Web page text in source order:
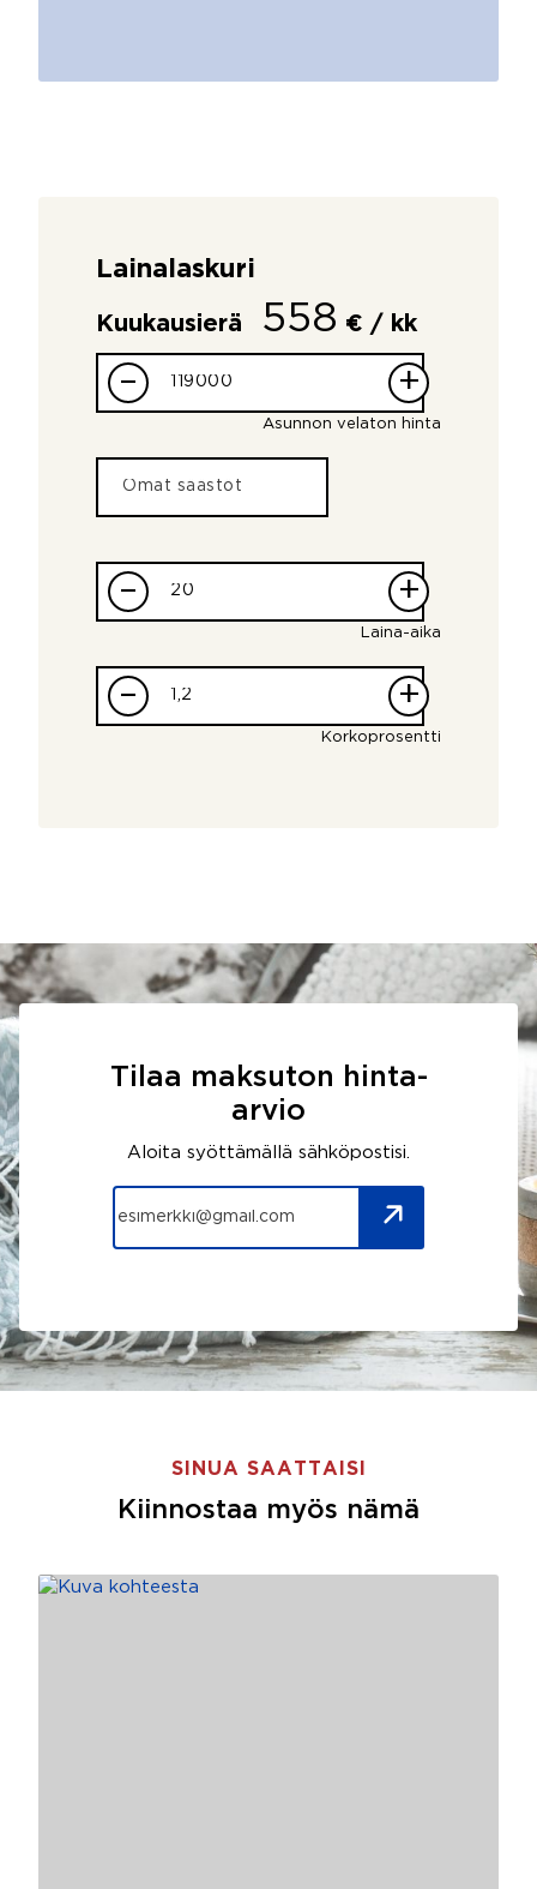
Lainalaskuri
Kuukausierä 558 € / kk
– +
Asunnon velaton hinta
– +
Laina-aika
– +
Korkoprosentti
Tilaa maksuton hinta-
arvio
Aloita syöttämällä sähköpostisi.
SINUA SAATTAISI
Kiinnostaa myös nämä